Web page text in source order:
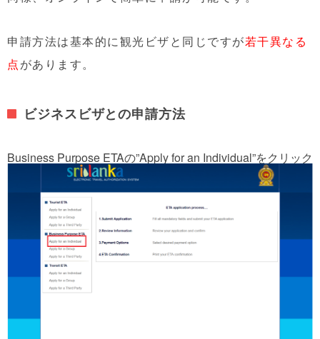
申請方法は基本的に観光ビザと同じですが若干異なる
点があります。
ビジネスビザとの申請方法
Business Purpose ETAの”Apply for an Individual”をクリック